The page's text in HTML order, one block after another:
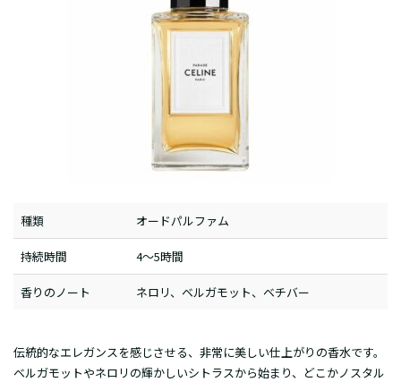
種類 オードパルファム
持続時間 4～5時間
香りのノート ネロリ、ベルガモット、ベチバー
伝統的なエレガンスを感じさせる、非常に美しい仕上がりの香水です。
ベルガモットやネロリの輝かしいシトラスから始まり、どこかノスタル